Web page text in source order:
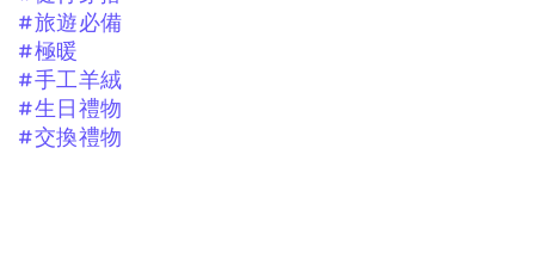
#旅遊必備
#極暖
#手工羊絨
#生日禮物
#交換禮物